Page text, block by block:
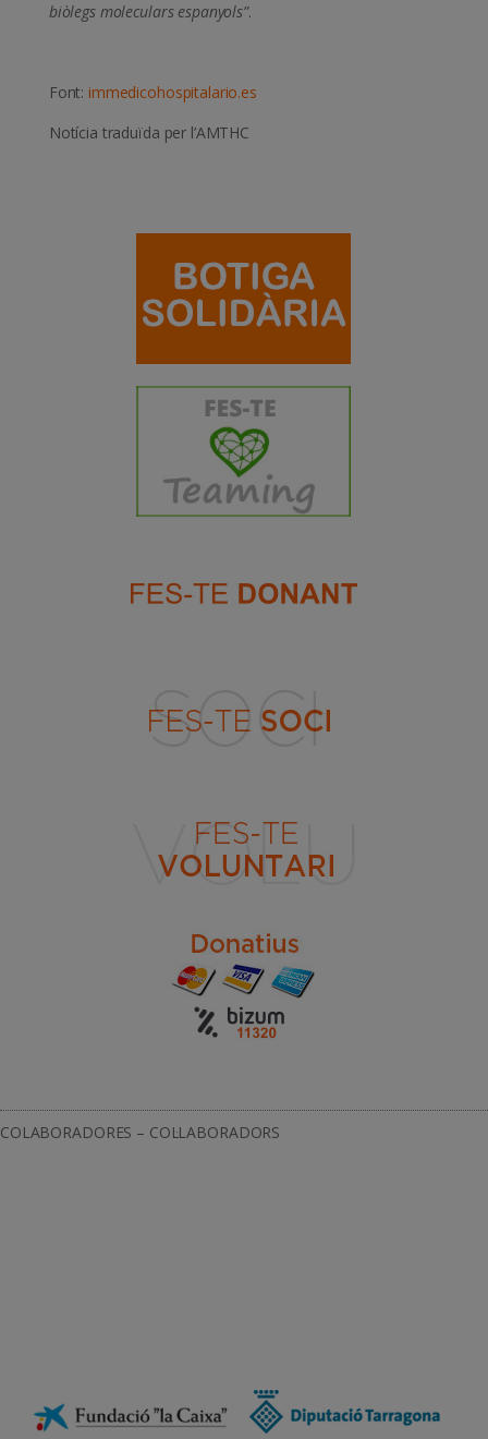
biòlegs moleculars espanyols”.
Font: immedicohospitalario.es
Notícia traduïda per l’AMTHC
COLABORADORES – COL·LABORADORS